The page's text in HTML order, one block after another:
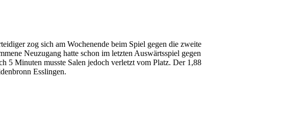
zog sich am Wochenende beim Spiel gegen die zweite
Neuzugang hatte schon im letzten Auswärtsspiel gegen
5 Minuten musste Salen jedoch verletzt vom Platz. Der 1,88
Esslingen.